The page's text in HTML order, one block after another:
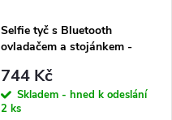
Selfie tyč s Bluetooth
ovladačem a stojánkem -
Selfie Stick Tripod Pink
744 Kč
Skladem - hned k odeslání
2 ks